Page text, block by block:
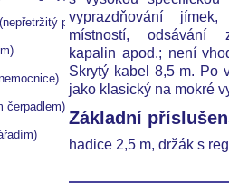
vyprazdňování jímek,
místností, odsávání
kapalin apod.; není
Skrytý kabel 8,5 m. Po
jako klasický na mokré
Základní
hadice 2,5 m, držák s
provoz)
čerpadlem)